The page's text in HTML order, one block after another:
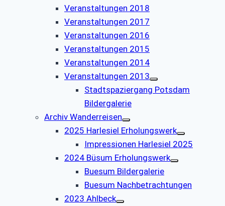
Veranstaltungen 2018
Veranstaltungen 2017
Veranstaltungen 2016
Veranstaltungen 2015
Veranstaltungen 2014
Veranstaltungen 2013
Stadtspaziergang Potsdam
Bildergalerie
Archiv Wanderreisen
2025 Harlesiel Erholungswerk
Impressionen Harlesiel 2025
2024 Büsum Erholungswerk
Buesum Bildergalerie
Buesum Nachbetrachtungen
2023 Ahlbeck